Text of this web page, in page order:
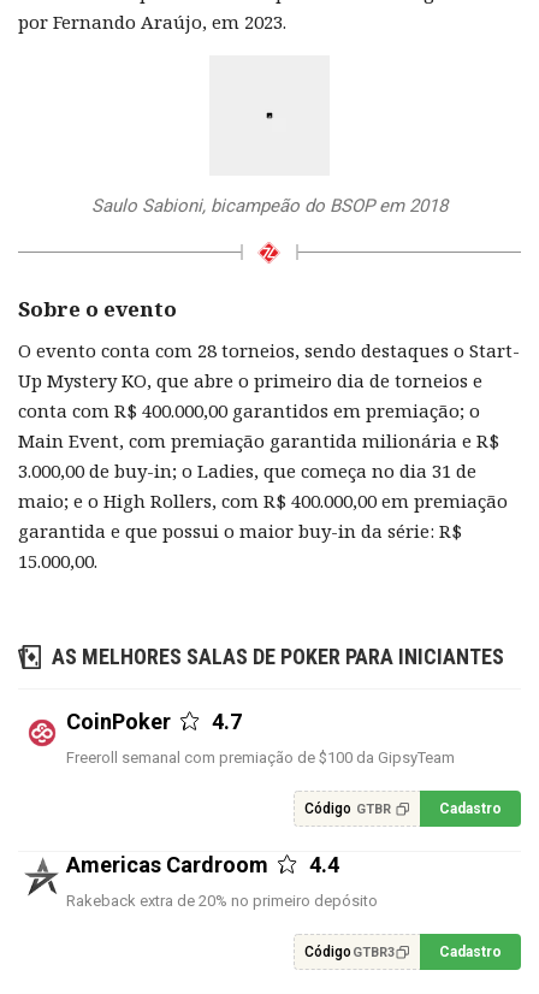
por Fernando Araújo, em 2023.
Saulo Sabioni, bicampeão do BSOP em 2018
Sobre o evento
O evento conta com 28 torneios, sendo destaques o Start-
Up Mystery KO, que abre o primeiro dia de torneios e
conta com R$ 400.000,00 garantidos em premiação; o
Main Event, com premiação garantida milionária e R$
3.000,00 de buy-in; o Ladies, que começa no dia 31 de
maio; e o High Rollers, com R$ 400.000,00 em premiação
garantida e que possui o maior buy-in da série: R$
15.000,00.
AS MELHORES SALAS DE POKER PARA INICIANTES
CoinPoker 4.7
Freeroll semanal com premiação de $100 da GipsyTeam
Código GTBR Cadastro
Americas Cardroom 4.4
Rakeback extra de 20% no primeiro depósito
Código GTBR3 Cadastro